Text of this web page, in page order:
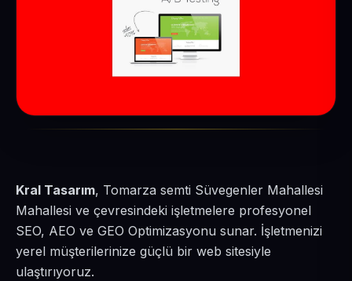
Kral Tasarım, Tomarza semti Süvegenler Mahallesi
Mahallesi ve çevresindeki işletmelere profesyonel
SEO, AEO ve GEO Optimizasyonu sunar. İşletmenizi
yerel müşterilerinize güçlü bir web sitesiyle
ulaştırıyoruz.